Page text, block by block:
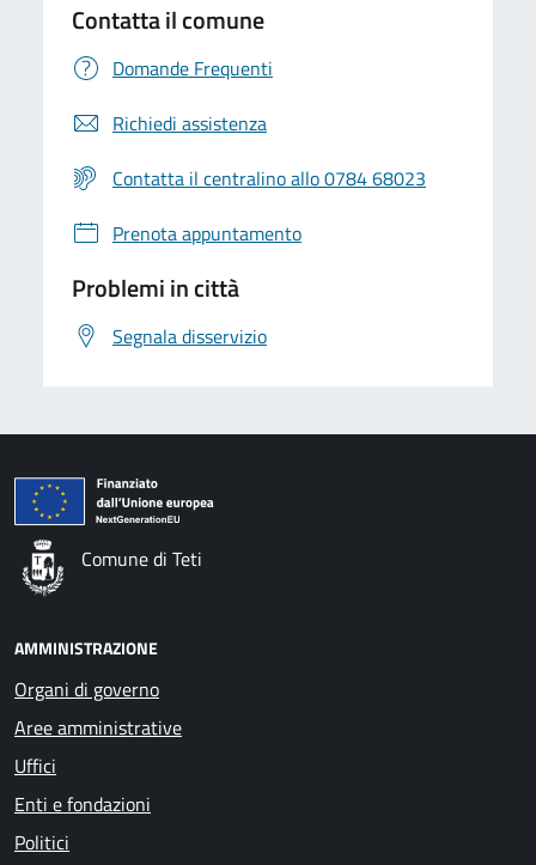
Contatta il comune
Domande Frequenti
Richiedi assistenza
Contatta il centralino allo 0784 68023
Prenota appuntamento
Problemi in città
Segnala disservizio
Comune di Teti
AMMINISTRAZIONE
Organi di governo
Aree amministrative
Uffici
Enti e fondazioni
Politici